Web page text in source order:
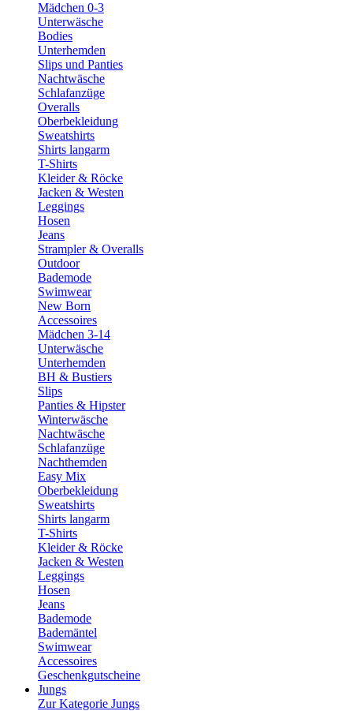
Mädchen 0-3
Unterwäsche
Bodies
Unterhemden
Slips und Panties
Nachtwäsche
Schlafanzüge
Overalls
Oberbekleidung
Sweatshirts
Shirts langarm
T-Shirts
Kleider & Röcke
Jacken & Westen
Leggings
Hosen
Jeans
Strampler & Overalls
Outdoor
Bademode
Swimwear
New Born
Accessoires
Mädchen 3-14
Unterwäsche
Unterhemden
BH & Bustiers
Slips
Panties & Hipster
Winterwäsche
Nachtwäsche
Schlafanzüge
Nachthemden
Easy Mix
Oberbekleidung
Sweatshirts
Shirts langarm
T-Shirts
Kleider & Röcke
Jacken & Westen
Leggings
Hosen
Jeans
Bademode
Bademäntel
Swimwear
Accessoires
Geschenkgutscheine
Jungs
Zur Kategorie Jungs